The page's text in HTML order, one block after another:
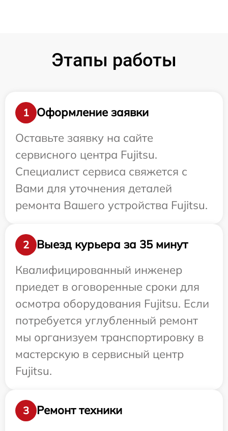
Этапы работы
1
Оформление заявки
Оставьте заявку на сайте
сервисного центра Fujitsu.
Специалист сервиса свяжется с
Вами для уточнения деталей
ремонта Вашего устройства Fujitsu.
2
Выезд курьера за 35 минут
Квалифицированный инженер
приедет в оговоренные сроки для
осмотра оборудования Fujitsu. Если
потребуется углубленный ремонт
мы организуем транспортировку в
мастерскую в сервисный центр
Fujitsu.
3
Ремонт техники